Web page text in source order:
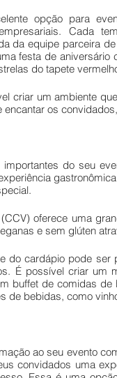
opção para
Cada
da equipe parceira
festa de
do tapete
criar um ambiente
os
do seu
oferece uma
e sem glúten
do cardápio pode
É possível criar um
buffet de comidas
de bebidas, como
ao seu evento
convidados uma